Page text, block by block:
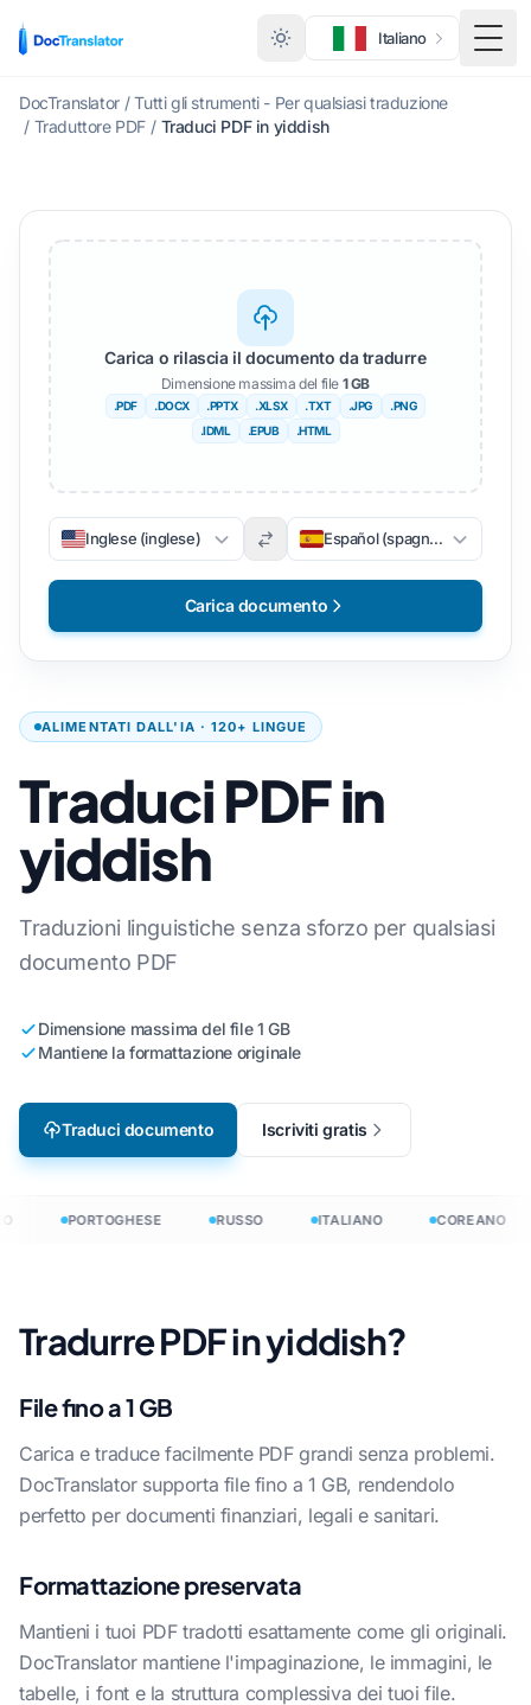
Italiano
DocTranslator / Tutti gli strumenti - Per qualsiasi traduzione
/ Traduttore PDF / Traduci PDF in yiddish
ALIMENTATI DALL'IA · 120+ LINGUE
Traduci PDF in
yiddish
Traduzioni linguistiche senza sforzo per qualsiasi
documento PDF
Dimensione massima del file 1 GB
Mantiene la formattazione originale
Traduci documento Iscriviti gratis
Carica o rilascia il documento da tradurre
Dimensione massima del file 1 GB
.PDF .DOCX .PPTX .XLSX .TXT .JPG
.PNG
.IDML
.EPUB .HTML
Inglese (inglese) Español (spagnolo)
Carica documento
PORTOGHESE RUSSO ITALIANO COREANO
Tradurre PDF in yiddish?
File fino a 1 GB
Carica e traduce facilmente PDF grandi senza problemi.
DocTranslator supporta file fino a 1 GB, rendendolo
perfetto per documenti finanziari, legali e sanitari.
Formattazione preservata
Mantieni i tuoi PDF tradotti esattamente come gli originali.
DocTranslator mantiene l'impaginazione, le immagini, le
tabelle, i font e la struttura complessiva dei tuoi file.